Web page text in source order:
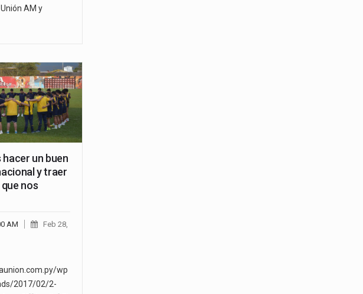
AM y
hacer un buen
y traer
nos
AM
Feb 28,
wp
2017/02/2-